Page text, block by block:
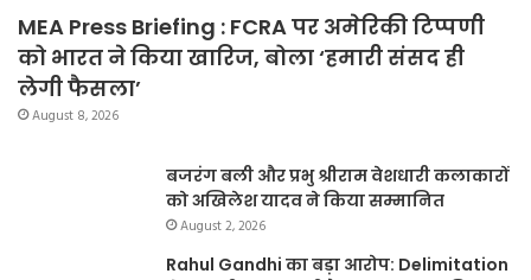
MEA Press Briefing : FCRA पर अमेरिकी टिप्पणी
को भारत ने किया खारिज, बोला ‘हमारी संसद ही
लेगी फैसला’
August 8, 2026
बजरंग बली और प्रभु श्रीराम वेशधारी कलाकारों
को अखिलेश यादव ने किया सम्मानित
August 2, 2026
Rahul Gandhi का बड़ा आरोप: Delimitation